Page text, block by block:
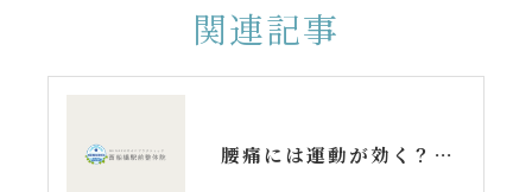
関連記事
腰痛には運動が効く？痛みを和らげるストレッチ・運動メニューと注意点を解説